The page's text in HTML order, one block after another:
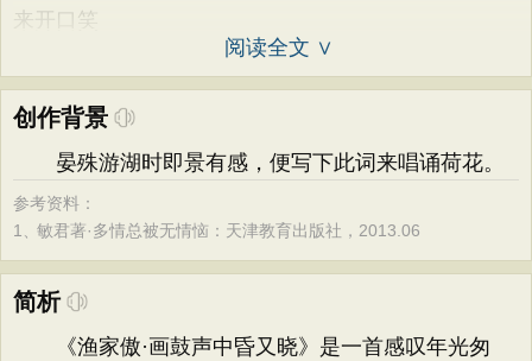
来开口笑
阅读全文 ∨
创作背景
晏殊游湖时即景有感，便写下此词来唱诵荷花。
参考资料：
1、敏君著·多情总被无情恼：天津教育出版社，2013.06
简析
《渔家傲·画鼓声中昏又晓》是一首感叹年光匆